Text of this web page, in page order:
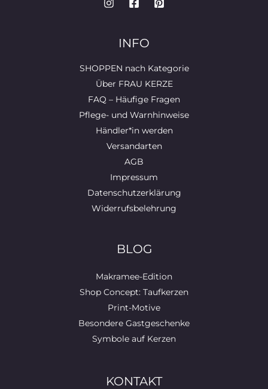
INFO
SHOPPEN nach Kategorie
Über FRAU KERZE
FAQ – Häufige Fragen
Pflege- und Warnhinweise
Händler*in werden
Versandarten
AGB
Impressum
Datenschutzerklärung
Widerrufsbelehrung
BLOG
Makramee-Edition
Shop Concept: Taufkerzen
Print-Motive
Besondere Gastgeschenke
Symbole auf Kerzen
KONTAKT